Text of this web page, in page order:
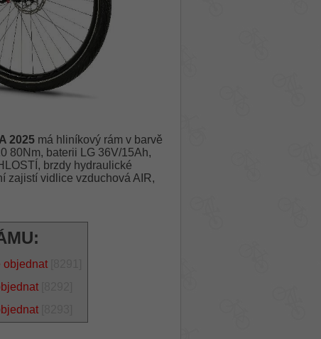
2025má hliníkový rám v barvě
80Nm, baterii LG 36V/15Ah,
brzdy hydraulické
zajistí vidlice vzduchová AIR,
objednat